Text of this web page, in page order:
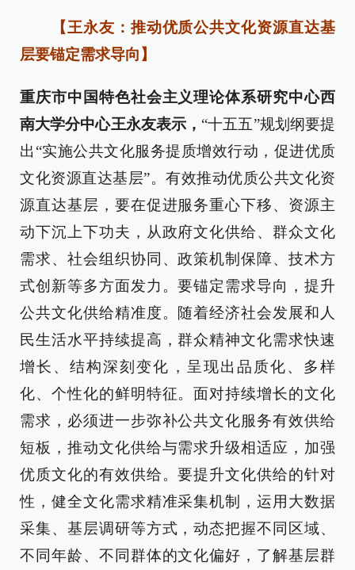
【王永友：推动优质公共文化资源直达基
层要锚定需求导向】
重庆市中国特色社会主义理论体系研究中心西
南大学分中心王永友表示， “十五五”规划纲要提
出“实施公共文化服务提质增效行动，促进优质
文化资源直达基层”。有效推动优质公共文化资
源直达基层，要在促进服务重心下移、资源主
动下沉上下功夫，从政府文化供给、群众文化
需求、社会组织协同、政策机制保障、技术方
式创新等多方面发力。要锚定需求导向，提升
公共文化供给精准度。随着经济社会发展和人
民生活水平持续提高，群众精神文化需求快速
增长、结构深刻变化，呈现出品质化、多样
化、个性化的鲜明特征。面对持续增长的文化
需求，必须进一步弥补公共文化服务有效供给
短板，推动文化供给与需求升级相适应，加强
优质文化的有效供给。要提升文化供给的针对
性，健全文化需求精准采集机制，运用大数据
采集、基层调研等方式，动态把握不同区域、
不同年龄、不同群体的文化偏好，了解基层群